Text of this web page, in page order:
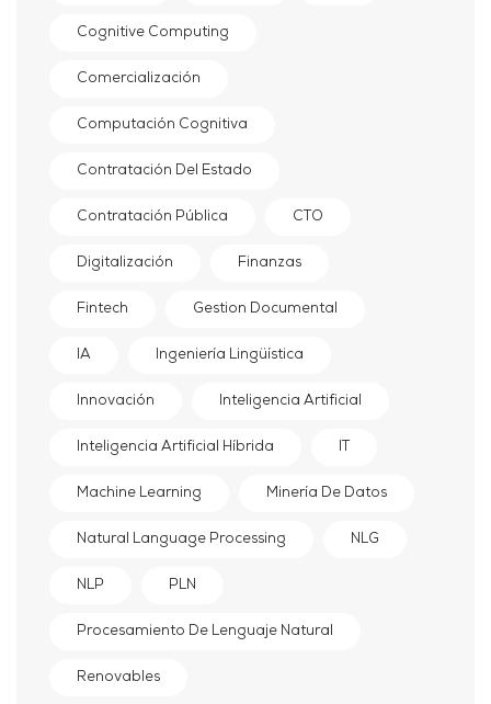
Cognitive Computing
Comercialización
Computación Cognitiva
Contratación Del Estado
Contratación Pública CTO
Digitalización Finanzas
Fintech Gestion Documental
IA Ingeniería Lingüística
Innovación Inteligencia Artificial
Inteligencia Artificial Híbrida
Machine Learning Minería De Datos
Natural Language Processing NLG
NLP PLN
Procesamiento De Lenguaje Natural
Renovables